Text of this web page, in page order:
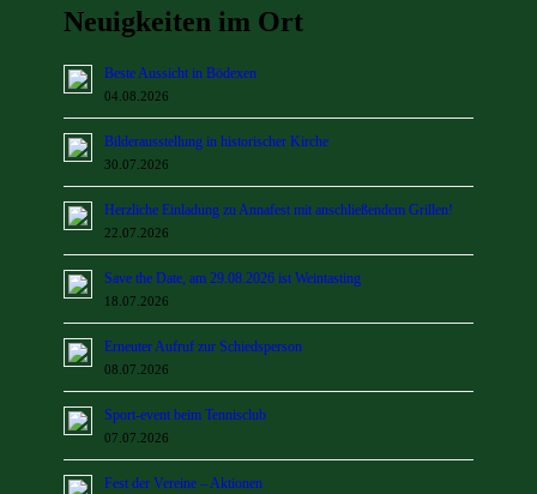
Neuigkeiten im Ort
Beste Aussicht in Bödexen
04.08.2026
Bilderausstellung in historischer Kirche
30.07.2026
Herzliche Einladung zu Annafest mit anschließendem Grillen!
22.07.2026
Save the Date, am 29.08.2026 ist Weintasting
18.07.2026
Erneuter Aufruf zur Schiedsperson
08.07.2026
Sport-event beim Tennisclub
07.07.2026
Fest der Vereine – Aktionen